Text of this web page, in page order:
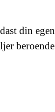
din egen
beroende